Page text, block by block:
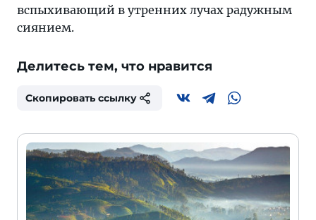
вспыхивающий в утренних лучах радужным
сиянием.
Делитесь тем, что нравится
Скопировать ссылку